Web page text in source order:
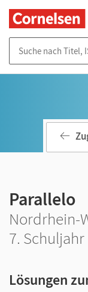
Parallelo
Nordrhein-
7. Schuljahr
Lösungen